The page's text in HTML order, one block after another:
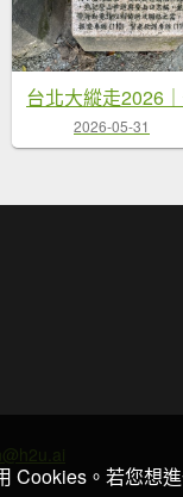
2026-05-31
Cookies。若您想